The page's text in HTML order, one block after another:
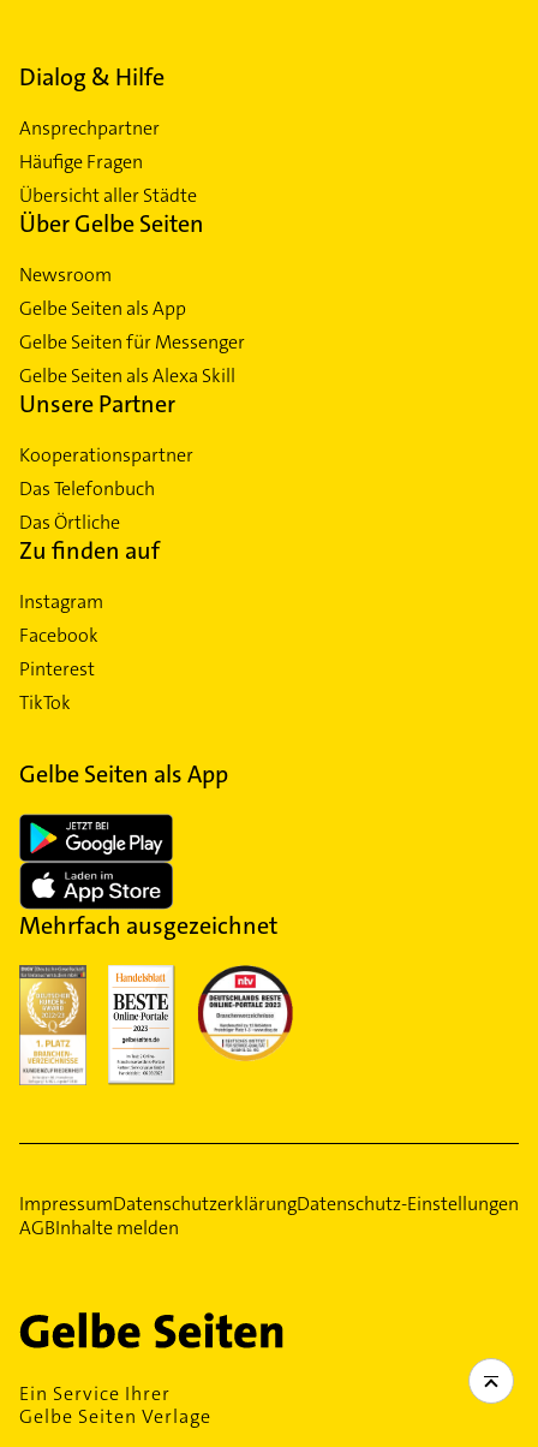
Dialog & Hilfe
Ansprechpartner
Häufige Fragen
Übersicht aller Städte
Über Gelbe Seiten
Newsroom
Gelbe Seiten als App
Gelbe Seiten für Messenger
Gelbe Seiten als Alexa Skill
Unsere Partner
Kooperationspartner
Das Telefonbuch
Das Örtliche
Zu finden auf
Instagram
Facebook
Pinterest
TikTok
Gelbe Seiten als App
Mehrfach ausgezeichnet
ImpressumDatenschutzerklärungDatenschutz-Einstellungen
AGBInhalte melden
Ein Service Ihrer
Gelbe Seiten Verlage